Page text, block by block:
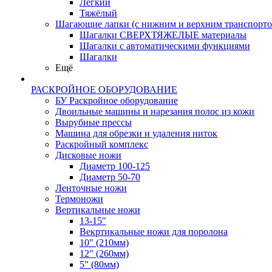
Лёгкий
Тяжёлый
Шагающие лапки (с нижним и верхним
Шагалки СВЕРХТЯЖЕЛЫЕ материалы
Шагалки с автоматическими функциями
Шагалки
Ещё
РАСКРОЙНОЕ ОБОРУДОВАНИЕ
БУ Раскройное оборудование
Двоильные машины и нарезания полос из кожи
Вырубные прессы
Машина для обрезки и удаления ниток
Раскройный комплекс
Дисковые ножи
Диаметр 100-125
Диаметр 50-70
Ленточные ножи
Термоножи
Вертикальные ножи
13-15"
Векртикальные ножи для поролона
10" (210мм)
12" (260мм)
5" (80мм)